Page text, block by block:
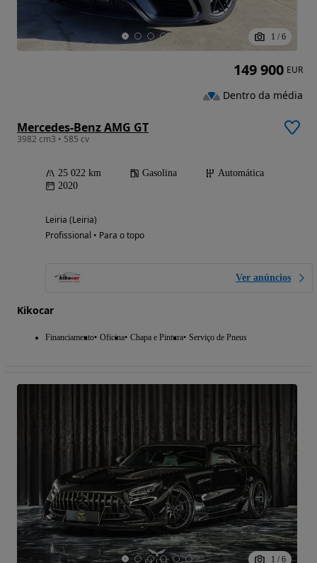
1 / 6
Mercedes-Benz AMG GT
3982 cm3 • 585 cv
25 022 km Gasolina
Automática
2020
Leiria (Leiria)
Profissional • Para o topo
Ver anúncios
Kikocar
Financiamento Oficina Chapa e Pintura Serviço de Pneus
149 900 EUR
Dentro da média
1 / 6